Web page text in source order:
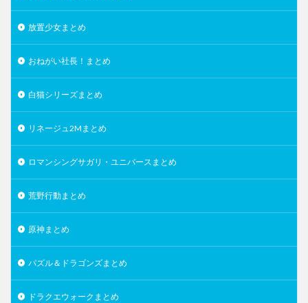
放置少女まとめ
おねがい社長！まとめ
白猫シリーズまとめ
リネージュ2Mまとめ
ロマンシングサガリ・ユニバースまとめ
荒野行動まとめ
原神まとめ
パズル＆ドラゴンズまとめ
ドラクエウォークまとめ